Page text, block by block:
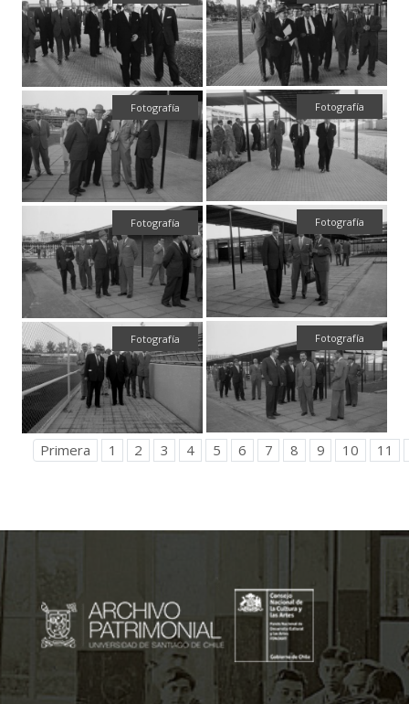
Fotografía
Fotografía
Fotografía
Fotografía
Fotografía
Fotografía
Primera 1 2 3 4 5 6 7 8 9 10 11